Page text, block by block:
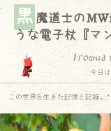
黒 魔道士の
うな電子杖『マ
I found
今日
この世界を生きた記憶と記録.｡.:*